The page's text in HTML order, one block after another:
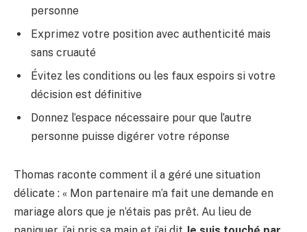
personne
Exprimez votre position avec authenticité mais
sans cruauté
Évitez les conditions ou les faux espoirs si votre
décision est définitive
Donnez l’espace nécessaire pour que l’autre
personne puisse digérer votre réponse
Thomas raconte comment il a géré une situation
délicate : « Mon partenaire m’a fait une demande en
mariage alors que je n’étais pas prêt. Au lieu de